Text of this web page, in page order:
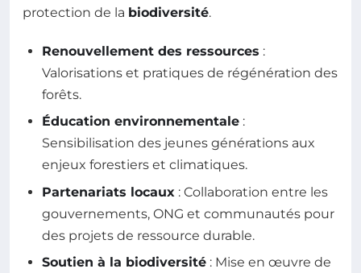
protection de la biodiversité.
Renouvellement des ressources :
Valorisations et pratiques de régénération des
forêts.
Éducation environnementale :
Sensibilisation des jeunes générations aux
enjeux forestiers et climatiques.
Partenariats locaux : Collaboration entre les
gouvernements, ONG et communautés pour
des projets de ressource durable.
Soutien à la biodiversité : Mise en œuvre de